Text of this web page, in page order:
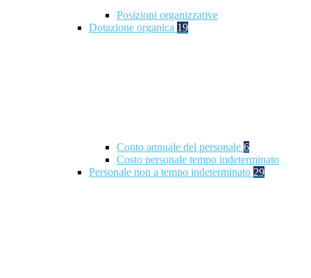
Posizioni organizzative
Dotazione organica 19
Conto annuale del personale 6
Costo personale tempo indeterminato
Personale non a tempo indeterminato 29